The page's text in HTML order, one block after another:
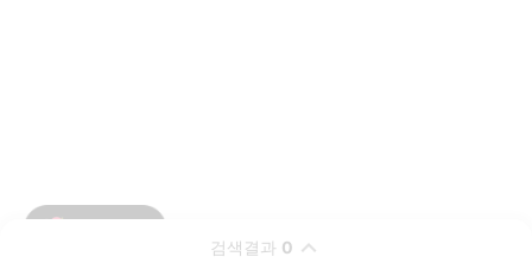
검색결과 0